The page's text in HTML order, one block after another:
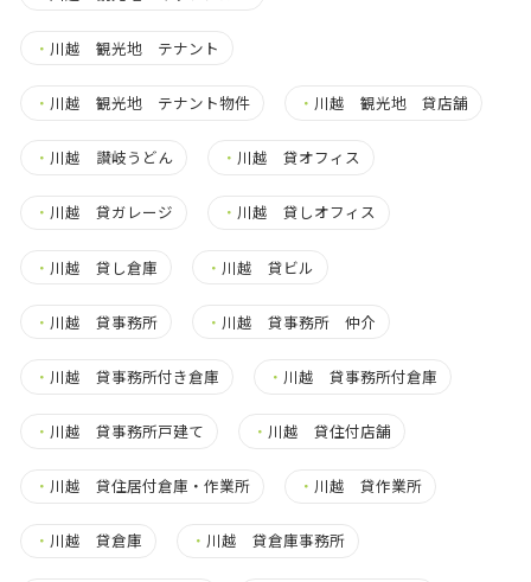
・ 川越 観光地 テナント
・ 川越 観光地 テナント物件 ・ 川越 観光地 貸店舗
・ 川越 讃岐うどん ・ 川越 貸オフィス
・ 川越 貸ガレージ ・ 川越 貸しオフィス
・ 川越 貸し倉庫 ・ 川越 貸ビル
・ 川越 貸事務所 ・ 川越 貸事務所 仲介
・ 川越 貸事務所付き倉庫 ・ 川越 貸事務所付倉庫
・ 川越 貸事務所戸建て ・ 川越 貸住付店舗
・ 川越 貸住居付倉庫・作業所 ・ 川越 貸作業所
・ 川越 貸倉庫 ・ 川越 貸倉庫事務所